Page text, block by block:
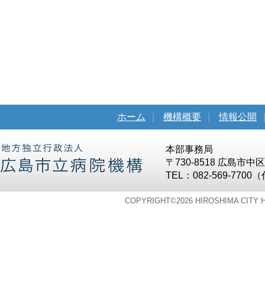
ホーム 機構概要 情報公開
本部事務局
〒730-8518 広島市中
TEL：082-569-7700
COPYRIGHT©2026 HIROSHIMA CITY